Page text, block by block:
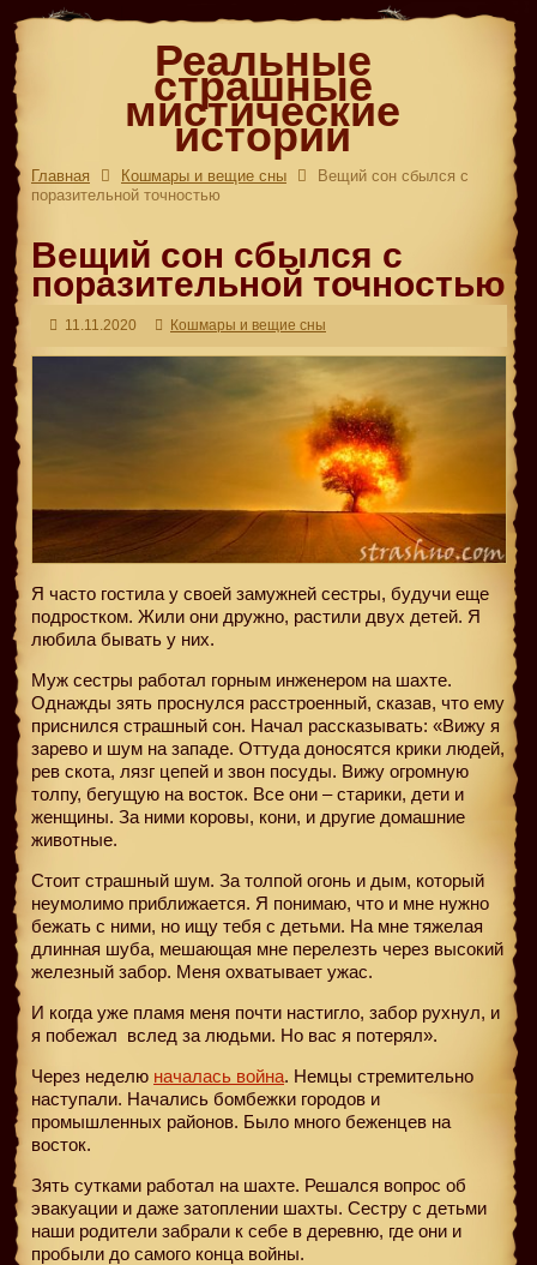
Реальные
страшные
мистические
истории
Главная Кошмары и вещие сны
Вещий сон сбылся с
поразительной точностью
Вещий сон сбылся с
поразительной точностью
11.11.2020 Кошмары и вещие сны
Я часто гостила у своей замужней сестры, будучи еще
подростком. Жили они дружно, растили двух детей. Я
любила бывать у них.
Муж сестры работал горным инженером на шахте.
Однажды зять проснулся расстроенный, сказав, что ему
приснился страшный сон. Начал рассказывать: «Вижу я
зарево и шум на западе. Оттуда доносятся крики людей,
рев скота, лязг цепей и звон посуды. Вижу огромную
толпу, бегущую на восток. Все они – старики, дети и
женщины. За ними коровы, кони, и другие домашние
животные.
Стоит страшный шум. За толпой огонь и дым, который
неумолимо приближается. Я понимаю, что и мне нужно
бежать с ними, но ищу тебя с детьми. На мне тяжелая
длинная шуба, мешающая мне перелезть через высокий
железный забор. Меня охватывает ужас.
И когда уже пламя меня почти настигло, забор рухнул, и
я побежал вслед за людьми. Но вас я потерял».
Через неделю началась война. Немцы стремительно
наступали. Начались бомбежки городов и
промышленных районов. Было много беженцев на
восток.
Зять сутками работал на шахте. Решался вопрос об
эвакуации и даже затоплении шахты. Сестру с детьми
наши родители забрали к себе в деревню, где они и
пробыли до самого конца войны.